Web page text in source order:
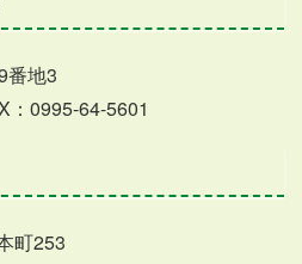
番地3
：0995-64-5601
町253